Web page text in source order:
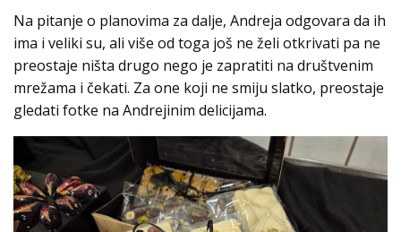
Na pitanje o planovima za dalje, Andreja odgovara da ih
ima i veliki su, ali više od toga još ne želi otkrivati pa ne
preostaje ništa drugo nego je zapratiti na društvenim
mrežama i čekati. Za one koji ne smiju slatko, preostaje
gledati fotke na Andrejinim delicijama.